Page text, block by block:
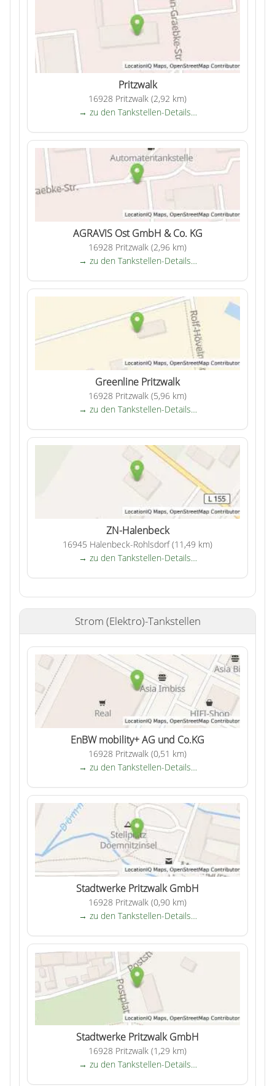
Pritzwalk
16928 Pritzwalk (2,92 km)
→ zu den Tankstellen-Details…
AGRAVIS Ost GmbH & Co. KG
16928 Pritzwalk (2,96 km)
→ zu den Tankstellen-Details…
Greenline Pritzwalk
16928 Pritzwalk (5,96 km)
→ zu den Tankstellen-Details…
ZN-Halenbeck
16945 Halenbeck-Rohlsdorf (11,49 km)
→ zu den Tankstellen-Details…
Strom (Elektro)-Tankstellen
EnBW mobility+ AG und Co.KG
16928 Pritzwalk (0,51 km)
→ zu den Tankstellen-Details…
Stadtwerke Pritzwalk GmbH
16928 Pritzwalk (0,90 km)
→ zu den Tankstellen-Details…
Stadtwerke Pritzwalk GmbH
16928 Pritzwalk (1,29 km)
→ zu den Tankstellen-Details…